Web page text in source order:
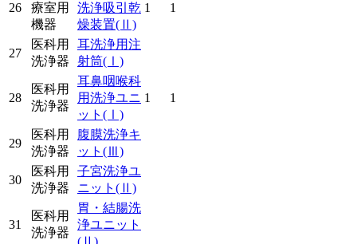
26
療室用
機器
洗浄吸引乾
燥装置(Ⅱ)
1 1
27
医科用
洗浄器
耳洗浄用注
射筒(Ⅰ)
28
医科用
洗浄器
耳鼻咽喉科
用洗浄ユニ
ット (Ⅰ)
1 1
29
医科用
洗浄器
腹膜洗浄キ
ット (Ⅲ)
30
医科用
洗浄器
子宮洗浄ユ
ニット (Ⅱ)
31
医科用
洗浄器
胃・結腸洗
浄ユニット